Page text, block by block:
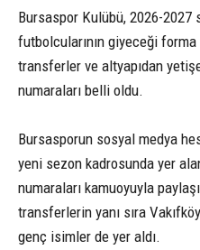
Bursaspor Kulübü, 2026-2027
futbolcularının giyeceği forma
transferler ve altyapıdan
numaraları belli oldu.
Bursasporun sosyal medya
yeni sezon kadrosunda yer
numaraları kamuoyuyla
transferlerin yanı sıra
genç isimler de yer aldı.